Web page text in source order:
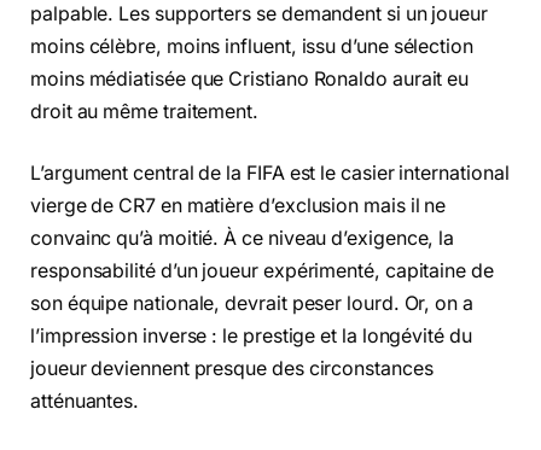
palpable. Les supporters se demandent si un joueur
moins célèbre, moins influent, issu d’une sélection
moins médiatisée que Cristiano Ronaldo aurait eu
droit au même traitement.
L’argument central de la FIFA est le casier international
vierge de CR7 en matière d’exclusion mais il ne
convainc qu’à moitié. À ce niveau d’exigence, la
responsabilité d’un joueur expérimenté, capitaine de
son équipe nationale, devrait peser lourd. Or, on a
l’impression inverse : le prestige et la longévité du
joueur deviennent presque des circonstances
atténuantes.